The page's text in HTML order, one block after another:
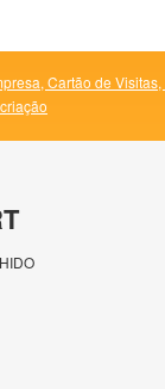
Cartão de Visitas,